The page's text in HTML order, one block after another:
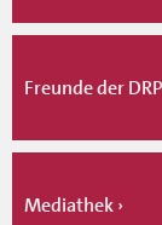
Freunde der DRP
Mediathek